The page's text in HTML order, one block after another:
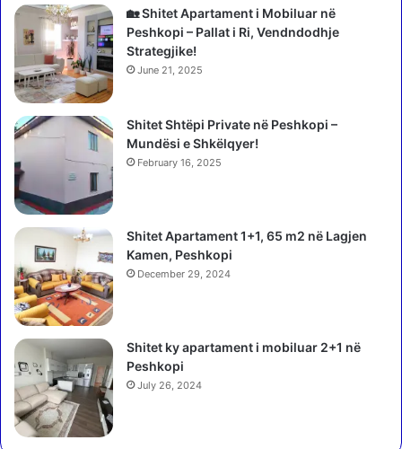
l
ë
b
u
:
S
’
m
n
t
a
m
n
d
e
r
o
d
D
u
m
:
S
'
d
o
a
a
s
h
k
o
j
a
n
🏡 Shitet Apartament i Mobiluar në
Peshkopi – Pallat i Ri, Vendndodhje
Strategjike!
June 21, 2025
Shitet Shtëpi Private në Peshkopi –
Mundësi e Shkëlqyer!
February 16, 2025
Shitet Apartament 1+1, 65 m2 në Lagjen
Kamen, Peshkopi
December 29, 2024
Shitet ky apartament i mobiluar 2+1 në
Peshkopi
July 26, 2024